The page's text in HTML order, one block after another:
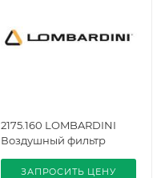
2175.160 LOMBARDINI
Воздушный фильтр
ЗАПРОСИТЬ ЦЕНУ